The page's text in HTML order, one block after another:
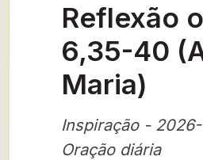
Reflexão
6,35-40
Maria)
Inspiração -
Oração diária